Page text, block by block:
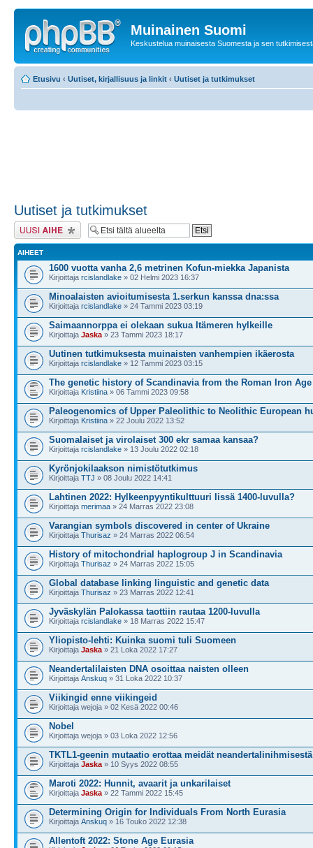
Muinainen Suomi
Keskustelua muinaisesta Suomesta ja sen
Etusivu ‹ Uutiset, kirjallisuus ja linkit ‹ Uutiset ja tutkimukset
Uutiset ja tutkimukset
Lähetä uusi viesti
AIHEET
1600 vuotta vanha 2,6 metrinen Kofun-miekka Japanista
Kirjoittaja rcislandlake » 02 Helmi 2023 16:37
Minoalaisten avioitumisesta 1.serkun kanssa dna:ssa
Kirjoittaja rcislandlake » 24 Tammi 2023 03:19
Saimaannorppa ei olekaan sukua Itämeren hylkeille
Kirjoittaja Jaska » 23 Tammi 2023 18:17
Uutinen tutkimuksesta muinaisten vanhempien ikäerosta
Kirjoittaja rcislandlake » 12 Tammi 2023 03:15
The genetic history of Scandinavia from the Roman Iron
Kirjoittaja Kristiina » 06 Tammi 2023 09:58
Paleogenomics of Upper Paleolithic to Neolithic European
Kirjoittaja Kristiina » 22 Joulu 2022 13:52
Suomalaiset ja virolaiset 300 ekr samaa kansaa?
Kirjoittaja rcislandlake » 13 Joulu 2022 02:18
Kyrönjokilaakson nimistötutkimus
Kirjoittaja TTJ » 08 Joulu 2022 14:41
Lahtinen 2022: Hylkeenpyyntikulttuuri Iissä 1400-luvulla?
Kirjoittaja merimaa » 24 Marras 2022 23:08
Varangian symbols discovered in center of Ukraine
Kirjoittaja Thurisaz » 24 Marras 2022 06:54
History of mitochondrial haplogroup J in Scandinavia
Kirjoittaja Thurisaz » 24 Marras 2022 15:05
Global database linking linguistic and genetic data
Kirjoittaja Thurisaz » 23 Marras 2022 12:41
Jyväskylän Palokassa taottiin rautaa 1200-luvulla
Kirjoittaja rcislandlake » 18 Marras 2022 15:47
Yliopisto-lehti: Kuinka suomi tuli Suomeen
Kirjoittaja Jaska » 21 Loka 2022 17:27
Neandertalilaisten DNA osoittaa naisten olleen
Kirjoittaja Anskuq » 31 Loka 2022 10:37
Viikingid enne viikingeid
Kirjoittaja wejoja » 02 Kesä 2022 00:46
Nobel
Kirjoittaja wejoja » 03 Loka 2022 12:56
TKTL1-geenin mutaatio erottaa meidät neandertalinihmisestä
Kirjoittaja Jaska » 10 Syys 2022 08:55
Maroti 2022: Hunnit, avaarit ja unkarilaiset
Kirjoittaja Jaska » 22 Tammi 2022 15:45
Determining Origin for Individuals From North Eurasia
Kirjoittaja Anskuq » 16 Touko 2022 12:38
Allentoft 2022: Stone Age Eurasia